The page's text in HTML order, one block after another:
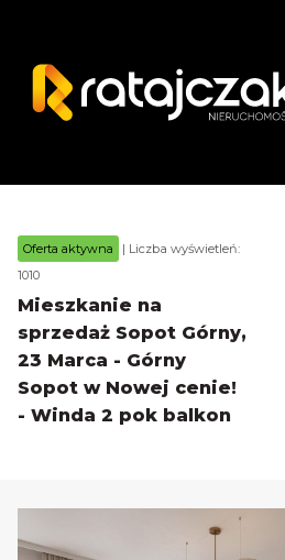
Oferta aktywna
| Liczba wyświetleń:
1010
Mieszkanie na
sprzedaż Sopot Górny,
23 Marca - Górny
Sopot w Nowej cenie!
- Winda 2 pok balkon